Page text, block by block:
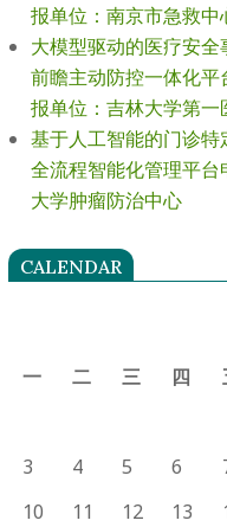
报单位：南京市急救中
大模型驱动的医疗安
前瞻主动防控一体化平
报单位：吉林大学第一
基于人工智能的门诊特
全流程智能化管理平台
大学肿瘤防治中心
CALENDAR
一
二 三 四
3
4 5 6
10
11 12 13